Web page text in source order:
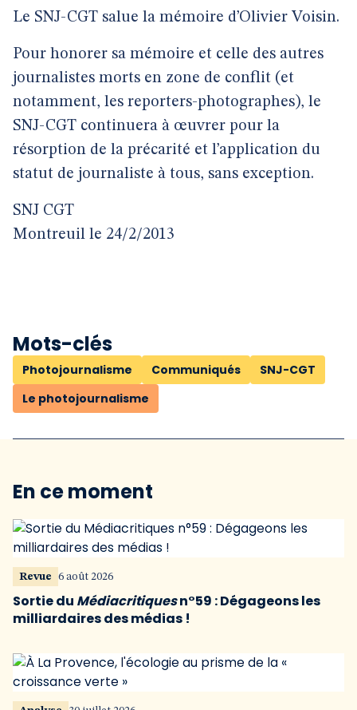
Le SNJ-CGT salue la mémoire d’Olivier Voisin.
Pour honorer sa mémoire et celle des autres
journalistes morts en zone de conflit (et
notamment, les reporters-photographes), le
SNJ-CGT continuera à œuvrer pour la
résorption de la précarité et l’application du
statut de journaliste à tous, sans exception.
SNJ CGT
Montreuil le 24/2/2013
Mots-clés
Photojournalisme Communiqués
SNJ-CGT
Le photojournalisme
En ce moment
Revue 6 août 2026
Sortie du Médiacritiquesn°59 : Dégageons les
milliardaires des médias !